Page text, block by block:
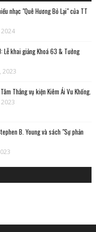
nhạc "Quê Hương Bỏ Lại" của TT
Lễ khai giảng Khoá 63 & Tưởng
2023
Thắng vụ kiện Kiêm Ái Vu Khống.
B. Young và sách "Sự phản